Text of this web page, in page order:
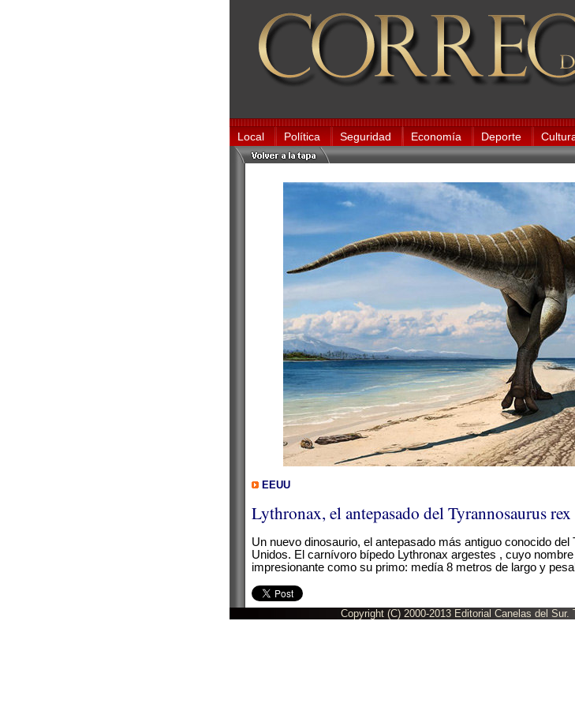
Local Política Seguridad Economía Deporte
EEUU
Lythronax, el antepasado del Tyrannosaurus rex
Un nuevo dinosaurio, el antepasado más antiguo conocido
Unidos. El carnívoro bípedo Lythronax argestes , cuyo
impresionante como su primo: medía 8 metros de largo y
Copyright (C) 2000-2013 Editorial Canelas del